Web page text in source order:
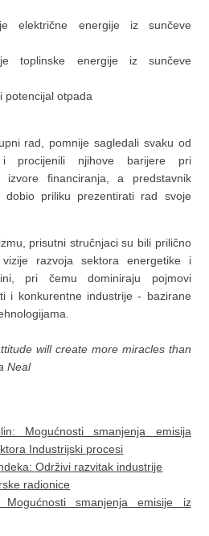
električne energije iz sunčeve
toplinske energije iz sunčeve
potencijal otpada
rad, pomnije sagledali svaku od
procijenili njihove barijere pri
izvore financiranja, a predstavnik
priliku prezentirati rad svoje
prisutni stručnjaci su bili prilično
razvoja sektora energetike i
pri čemu dominiraju pojmovi
i konkurentne industrije - bazirane
will create more miracles than
Neal
Mogućnosti smanjenja emisija
Industrijski procesi
Održivi razvitak industrije
radionice
smanjenja emisije iz